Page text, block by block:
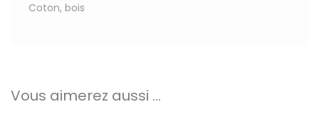
Coton, bois
Vous aimerez aussi ...